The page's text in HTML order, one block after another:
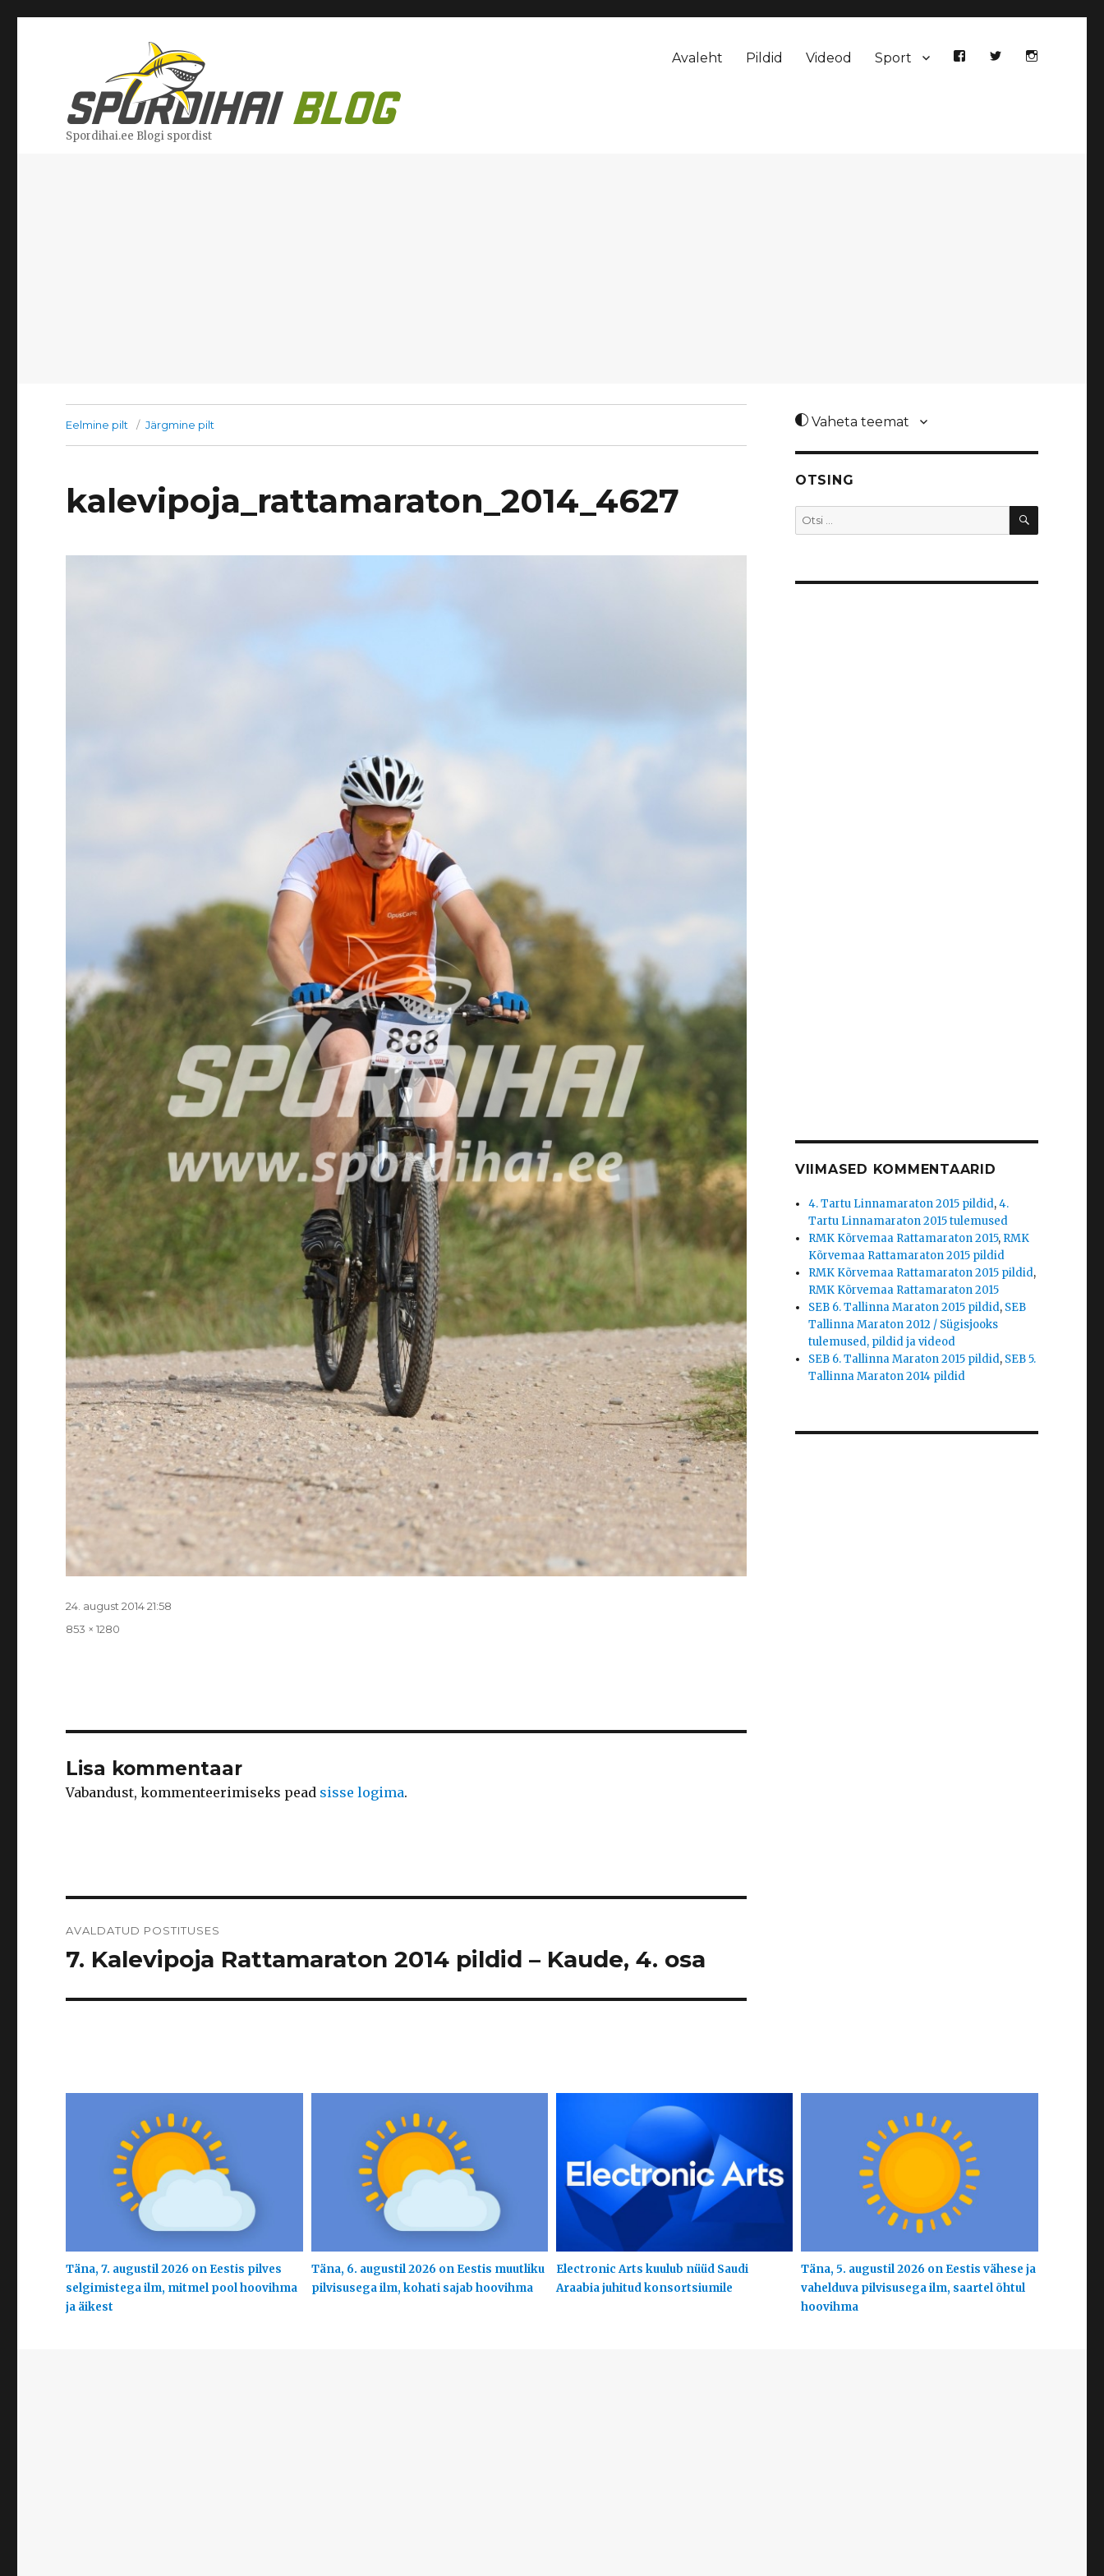
Spordihai.ee Blogi spordist
Avaleht Pildid Videod Sport
Eelmine pilt Järgmine pilt
kalevipoja_rattamaraton_2014_4627
Postitatud
24. august 2014 21:58
Täissuurus
853 × 1280
Lisa kommentaar
Vabandust, kommenteerimiseks pead sisse logima.
AVALDATUD POSTITUSES
7. Kalevipoja Rattamaraton 2014 pildid – Kaude, 4. osa
Vaheta teemat
OTSING
Otsi: OTSI
VIIMASED KOMMENTAARID
4. Tartu Linnamaraton 2015 pildid,4.
Tartu Linnamaraton 2015 tulemused
RMK Kõrvemaa Rattamaraton 2015, RMK
Kõrvemaa Rattamaraton 2015 pildid
RMK Kõrvemaa Rattamaraton 2015 pildid,
RMK Kõrvemaa Rattamaraton 2015
SEB 6. Tallinna Maraton 2015 pildid, SEB
Tallinna Maraton 2012 / Sügisjooks
tulemused, pildid ja videod
SEB 6. Tallinna Maraton 2015 pildid, SEB 5.
Tallinna Maraton 2014 pildid
Täna, 7. augustil 2026 on Eestis pilves
selgimistega ilm, mitmel pool hoovihma
ja äikest
Täna, 6. augustil 2026 on Eestis muutliku
pilvisusega ilm, kohati sajab hoovihma
Electronic Arts kuulub nüüd Saudi
Araabia juhitud konsortsiumile
Täna, 5. augustil 2026 on Eestis vähese ja
vahelduva pilvisusega ilm, saartel õhtul
hoovihma